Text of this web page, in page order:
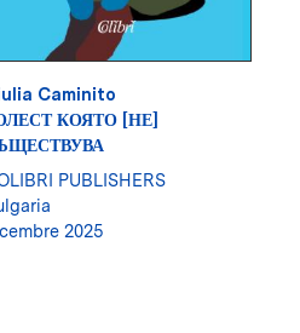
Caminito
КОЯТО [НЕ]
PUBLISHERS
2025